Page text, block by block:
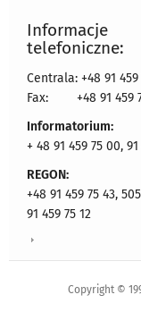
Informacje
telefoniczne:
Centrala: +48 91 459
Fax:
+48 91 459
Informatorium:
+ 48 91 459 75 00, 91
REGON:
+48 91 459 75 43,
91 459 75 12
Copyright ©